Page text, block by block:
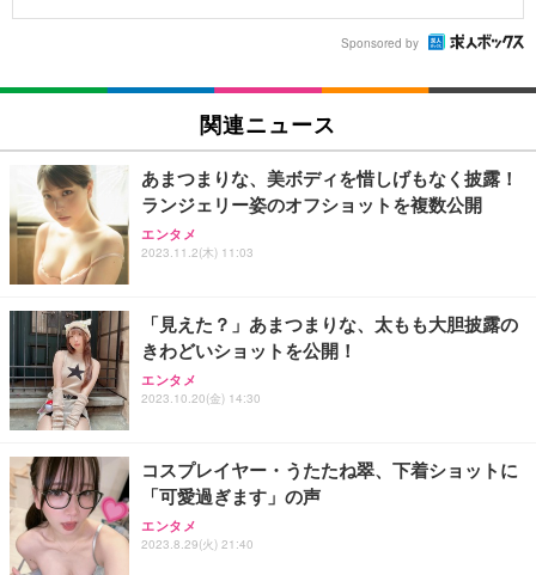
Sponsored by
関連ニュース
あまつまりな、美ボディを惜しげもなく披露！
ランジェリー姿のオフショットを複数公開
エンタメ
2023.11.2(木) 11:03
「見えた？」あまつまりな、太もも大胆披露の
きわどいショットを公開！
エンタメ
2023.10.20(金) 14:30
コスプレイヤー・うたたね翠、下着ショットに
「可愛過ぎます」の声
エンタメ
2023.8.29(火) 21:40